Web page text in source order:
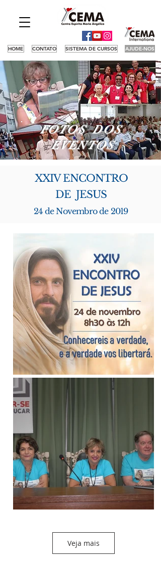
HOME CONTATO SISTEMA DE CURSOS AJUDE-NOS
FOTOS DOS
EVENTOS
XXIV ENCONTRO
DE JESUS
24 de Novembro de 2019
Veja mais